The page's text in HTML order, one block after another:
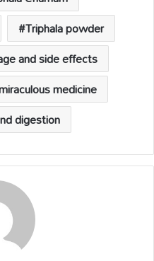
Triphala powder
and side effects
medicine
digestion